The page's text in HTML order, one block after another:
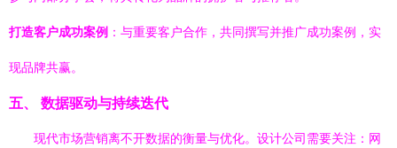
打造客户成功案例 ：与重要客户合作，共同撰写并推广成功案例，实
现品牌共赢。
五、 数据驱动与持续迭代
现代市场营销离不开数据的衡量与优化。设计公司需要关注：网